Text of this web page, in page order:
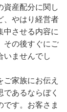
資産配分に関し
、やはり経営者
中させる内容に
その後すぐにご
いませんでし
ご家族にお伝え
あるならぼく
です。お客さま